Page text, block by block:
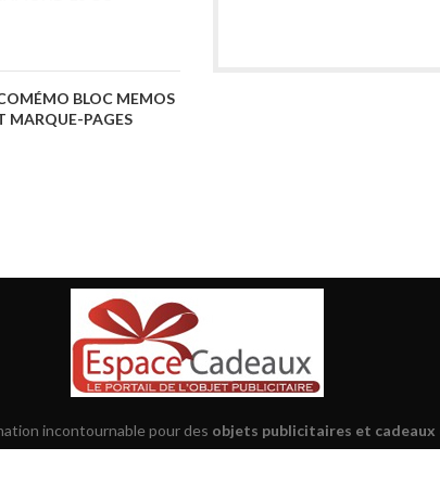
BLOC MEMOS
MARQUE-PAGES
incontournable pour des objets publicitaires et cadeaux
clientsou àrécompenser vos collaborateurs, nous vous